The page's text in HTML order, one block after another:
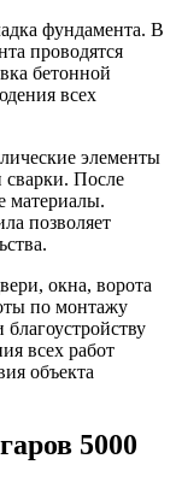
фундамента. В
проводятся
бетонной
всех
элементы
сварки. После
материалы.
позволяет
окна, ворота
по монтажу
всех работ
объекта
5000